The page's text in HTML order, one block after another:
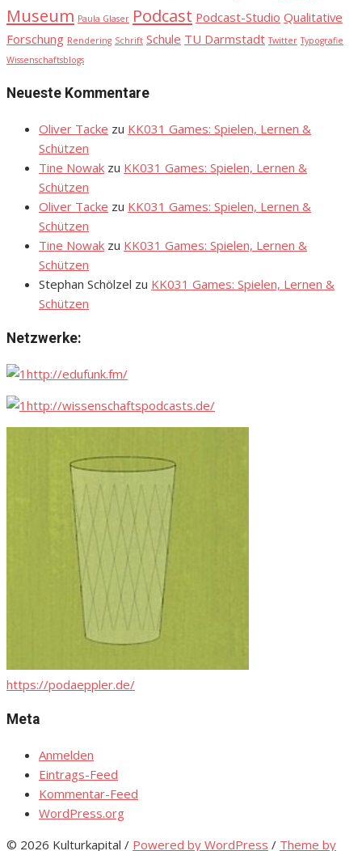
Museum Paula Glaser Podcast Podcast-Studio Qualitative
Forschung Rendering Schrift Schule TU Darmstadt Twitter Typografie
Wissenschaftsblogs
Neueste Kommentare
Oliver Tacke zu KK031 Games: Spielen, Lernen &
Schützen
Tine Nowak zu KK031 Games: Spielen, Lernen &
Schützen
Oliver Tacke zu KK031 Games: Spielen, Lernen &
Schützen
Tine Nowak zu KK031 Games: Spielen, Lernen &
Schützen
Stephan Schölzel zu KK031 Games: Spielen, Lernen &
Schützen
Netzwerke:
http://edufunk.fm/
http://wissenschaftspodcasts.de/
https://podaeppler.de/
Meta
Anmelden
Eintrags-Feed
Kommentar-Feed
WordPress.org
© 2026 Kulturkapital / Powered by WordPress / Theme by